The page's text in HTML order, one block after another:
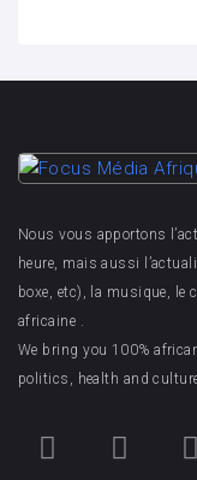
Nous vous apportons
heure, mais aussi
boxe, etc), la musique, le
africaine .
We bring you 100%
politics, health and